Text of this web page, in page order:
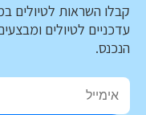
קבלו השראות לטיולים
עדכניים לטיולים
הנכנס.